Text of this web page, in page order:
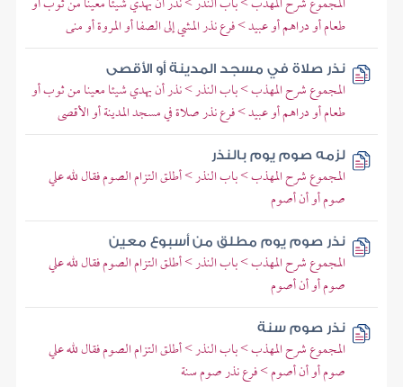
طعام أو دراهم أو عبيد > فرع نذر المشي إلى الصفا أو المروة أو منى
نذر صلاة في مسجد المدينة أو الأقصى
المجموع شرح المهذب > باب النذر > نذر أن يهدي شيئا معينا من ثوب أو
طعام أو دراهم أو عبيد > فرع نذر صلاة في مسجد المدينة أو الأقصى
لزمه صوم يوم بالنذر
المجموع شرح المهذب > باب النذر > أطلق التزام الصوم فقال لله علي
صوم أو أن أصوم
نذر صوم يوم مطلق من أسبوع معين
المجموع شرح المهذب > باب النذر > أطلق التزام الصوم فقال لله علي
صوم أو أن أصوم
نذر صوم سنة
المجموع شرح المهذب > باب النذر > أطلق التزام الصوم فقال لله علي
صوم أو أن أصوم > فرع نذر صوم سنة